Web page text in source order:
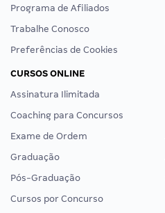
Programa de Afiliados
Trabalhe Conosco
Preferências de Cookies
CURSOS ONLINE
Assinatura Ilimitada
Coaching para Concursos
Exame de Ordem
Graduação
Pós-Graduação
Cursos por Concurso